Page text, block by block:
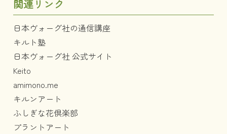
関連リンク
日本ヴォーグ社の通信講座
キルト塾
日本ヴォーグ社 公式サイト
Keito
amimono.me
キルンアート
ふしぎな花倶楽部
プラントアート